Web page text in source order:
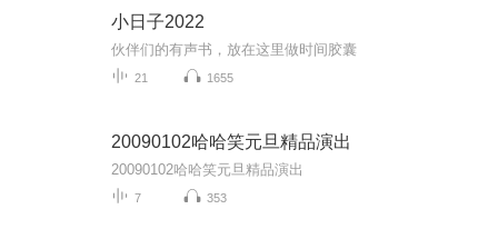
小日子2022
伙伴们的有声书，放在这里做时间胶囊
21 1655
20090102哈哈笑元旦精品演出
20090102哈哈笑元旦精品演出
7 353